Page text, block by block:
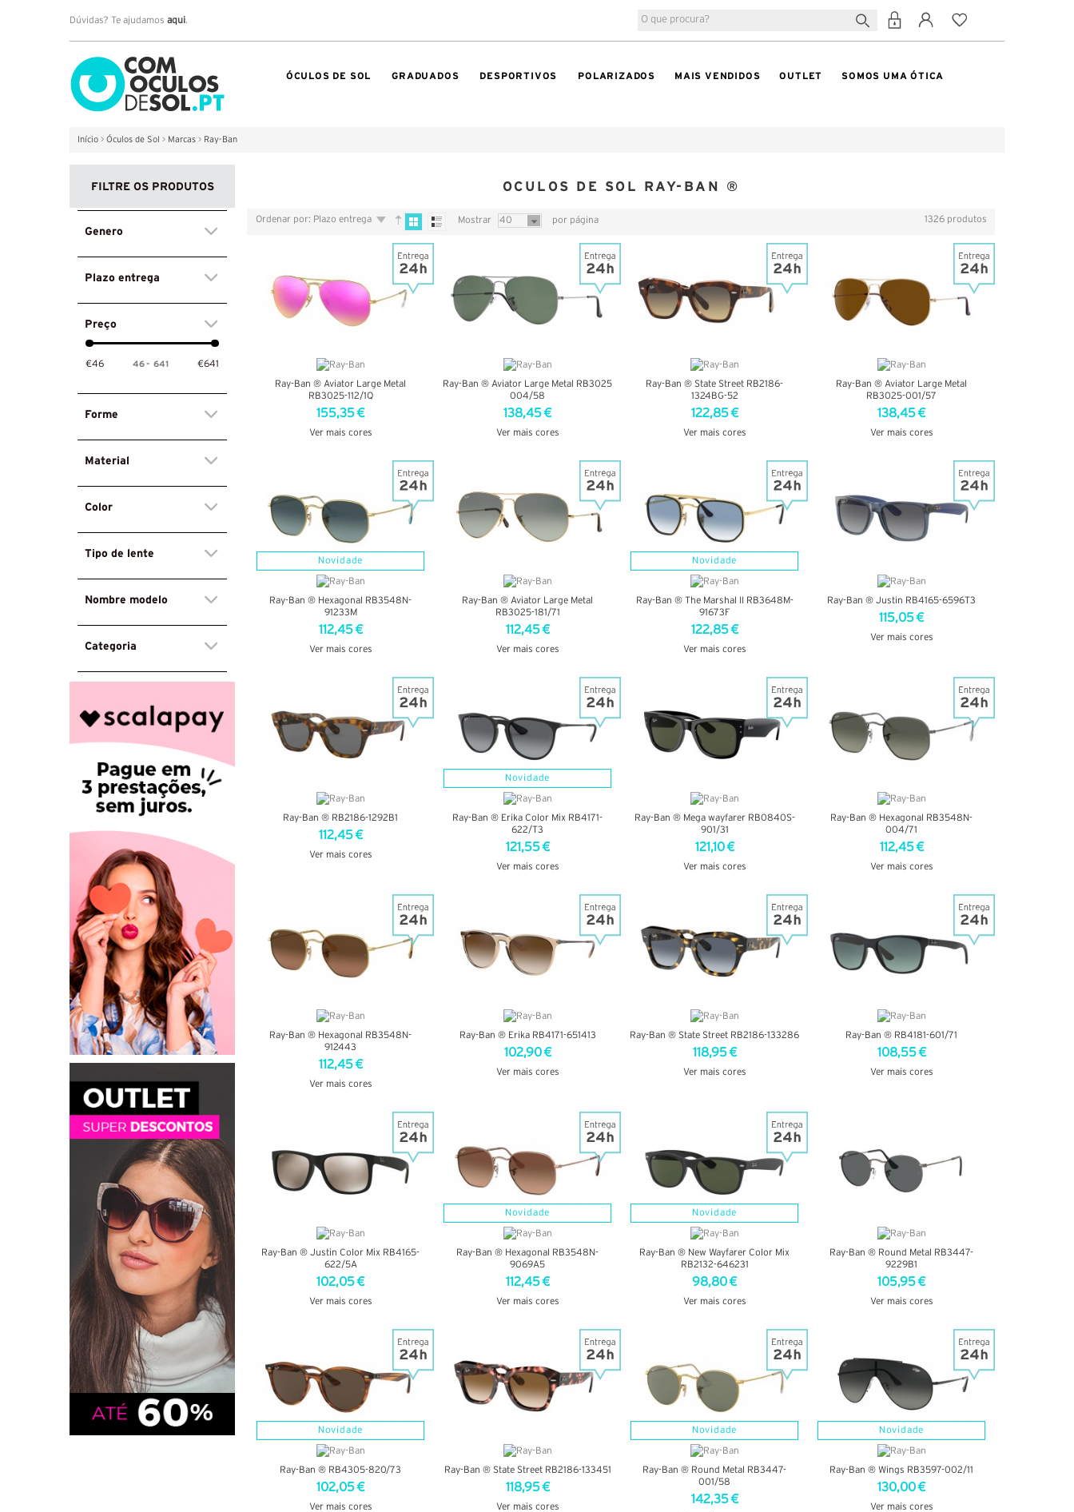
Dúvidas? Te ajudamos aqui.
ÓCULOS DE SOL GRADUADOS DESPORTIVOS POLARIZADOS MAIS VENDIDOS OUTLET SOMOS UMA ÓTICA
Início > Óculos de Sol > Marcas > Ray-Ban
FILTRE OS PRODUTOS
Genero
Plazo entrega
Preço
€46 €641
46-641
Forme
Material
Color
Tipo de lente
Nombre modelo
Categoria
OCULOS DE SOL RAY-BAN ®
Ordenar por: Plazo entrega Mostrar 40 por página 1326 produtos
Ray-Ban ® Aviator Large Metal
RB3025-112/1Q
155,35 €
Ver mais cores
Ray-Ban ® Aviator Large Metal RB3025
004/58
138,45 €
Ver mais cores
Ray-Ban ® State Street RB2186-
1324BG-52
122,85 €
Ver mais cores
Ray-Ban ® Aviator Large Metal
RB3025-001/57
138,45 €
Ver mais cores
Novidade
Ray-Ban ® Hexagonal RB3548N-
91233M
112,45 €
Ver mais cores
Ray-Ban ® Aviator Large Metal
RB3025-181/71
112,45 €
Ver mais cores
Novidade
Ray-Ban ® The Marshal II RB3648M-
91673F
122,85 €
Ver mais cores
Ray-Ban ® Justin RB4165-6596T3
115,05 €
Ver mais cores
Ray-Ban ® RB2186-1292B1
112,45 €
Ver mais cores
Novidade
Ray-Ban ® Erika Color Mix RB4171-
622/T3
121,55 €
Ver mais cores
Ray-Ban ® Mega wayfarer RB0840S-
901/31
121,10 €
Ver mais cores
Ray-Ban ® Hexagonal RB3548N-
004/71
112,45 €
Ver mais cores
Ray-Ban ® Hexagonal RB3548N-
912443
112,45 €
Ver mais cores
Ray-Ban ® Erika RB4171-651413
102,90 €
Ver mais cores
Ray-Ban ® State Street RB2186-133286
118,95 €
Ver mais cores
Ray-Ban ® RB4181-601/71
108,55 €
Ver mais cores
Ray-Ban ® Justin Color Mix RB4165-
622/5A
102,05 €
Ver mais cores
Novidade
Ray-Ban ® Hexagonal RB3548N-
9069A5
112,45 €
Ver mais cores
Novidade
Ray-Ban ® New Wayfarer Color Mix
RB2132-646231
98,80 €
Ver mais cores
Ray-Ban ® Round Metal RB3447-
9229B1
105,95 €
Ver mais cores
Novidade
Ray-Ban ® RB4305-820/73
102,05 €
Ver mais cores
Ray-Ban ® State Street RB2186-133451
118,95 €
Ver mais cores
Novidade
Ray-Ban ® Round Metal RB3447-
001/58
142,35 €
Novidade
Ray-Ban ® Wings RB3597-002/11
130,00 €
Ver mais cores